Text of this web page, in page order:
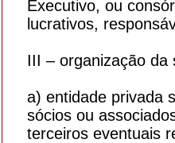
Executivo, ou
lucrativos,
III – organização da
a) entidade privada
sócios ou
terceiros eventuais